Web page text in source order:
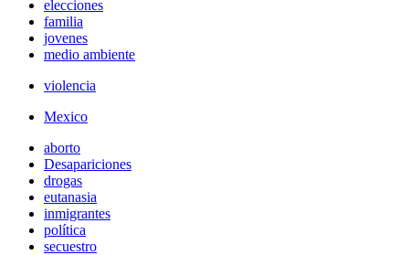
elecciones
familia
jovenes
medio ambiente
violencia
Mexico
aborto
Desapariciones
drogas
eutanasia
inmigrantes
política
secuestro